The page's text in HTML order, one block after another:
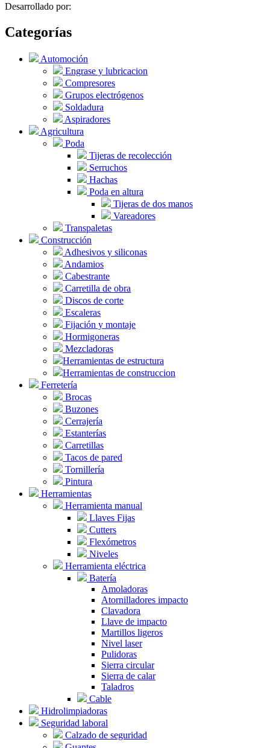
Desarrollado por:
Categorías
Automoción
Engrase y lubricacion
Compresores
Grupos electrógenos
Soldadura
Aspiradores
Agricultura
Poda
Tijeras de recolección
Serruchos
Hachas
Poda en altura
Tijeras de dos manos
Vareadores
Transpaletas
Construcción
Adhesivos y siliconas
Andamios
Cabestrante
Carretilla de obra
Discos de corte
Escaleras
Fijación y montaje
Hormigoneras
Mezcladoras
Herramientas de estructura
Herramientas de construccion
Ferretería
Brocas
Buzones
Cerrajería
Estanterías
Carretillas
Tacos de pared
Tornillería
Pintura
Herramientas
Herramienta manual
Llaves Fijas
Cutters
Flexómetros
Niveles
Herramienta eléctrica
Batería
Amoladoras
Atornilladores impacto
Clavadora
Llave de impacto
Martillos ligeros
Nivel laser
Pulidoras
Sierra circular
Sierra de calar
Taladros
Cable
Hidrolimpiadoras
Seguridad laboral
Calzado de seguridad